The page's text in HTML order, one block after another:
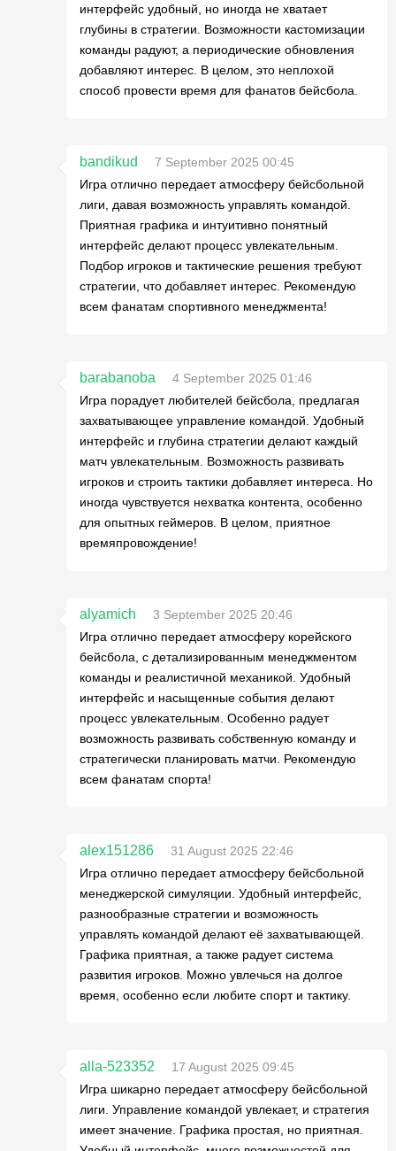
интерфейс удобный, но иногда не хватает
глубины в стратегии. Возможности кастомизации
команды радуют, а периодические обновления
добавляют интерес. В целом, это неплохой
способ провести время для фанатов бейсбола.
bandikud
7 September 2025 00:45
Игра отлично передает атмосферу бейсбольной
лиги, давая возможность управлять командой.
Приятная графика и интуитивно понятный
интерфейс делают процесс увлекательным.
Подбор игроков и тактические решения требуют
стратегии, что добавляет интерес. Рекомендую
всем фанатам спортивного менеджмента!
barabanoba
4 September 2025 01:46
Игра порадует любителей бейсбола, предлагая
захватывающее управление командой. Удобный
интерфейс и глубина стратегии делают каждый
матч увлекательным. Возможность развивать
игроков и строить тактики добавляет интереса. Но
иногда чувствуется нехватка контента, особенно
для опытных геймеров. В целом, приятное
времяпровождение!
alyamich
3 September 2025 20:46
Игра отлично передает атмосферу корейского
бейсбола, с детализированным менеджментом
команды и реалистичной механикой. Удобный
интерфейс и насыщенные события делают
процесс увлекательным. Особенно радует
возможность развивать собственную команду и
стратегически планировать матчи. Рекомендую
всем фанатам спорта!
alex151286
31 August 2025 22:46
Игра отлично передает атмосферу бейсбольной
менеджерской симуляции. Удобный интерфейс,
разнообразные стратегии и возможность
управлять командой делают её захватывающей.
Графика приятная, а также радует система
развития игроков. Можно увлечься на долгое
время, особенно если любите спорт и тактику.
alla-523352
17 August 2025 09:45
Игра шикарно передает атмосферу бейсбольной
лиги. Управление командой увлекает, и стратегия
имеет значение. Графика простая, но приятная.